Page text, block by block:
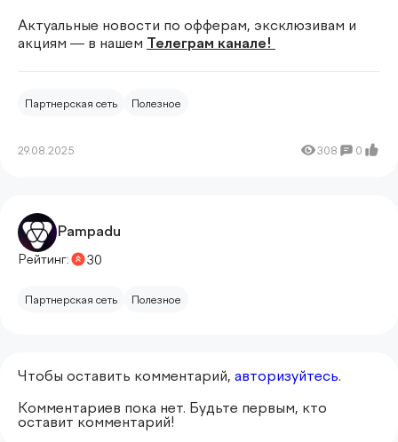
Актуальные новости по офферам, эксклюзивам и
акциям — в нашем
Телеграм канале!
Партнерская сеть Полезное
29.08.2025 308 0
Pampadu
Рейтинг: 30
Партнерская сеть Полезное
Чтобы оставить комментарий, авторизуйтесь.
Комментариев пока нет. Будьте первым, кто
оставит комментарий!